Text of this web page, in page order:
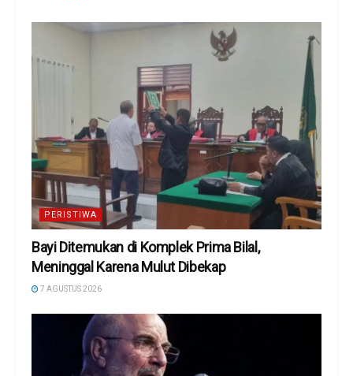
PERISTIWA
Bayi Ditemukan di Komplek Prima Bilal,
Meninggal Karena Mulut Dibekap
7 AGUSTUS 2026